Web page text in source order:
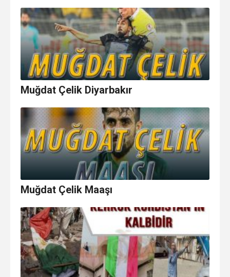
Muğdat Çelik Diyarbakır
Muğdat Çelik Maaşı